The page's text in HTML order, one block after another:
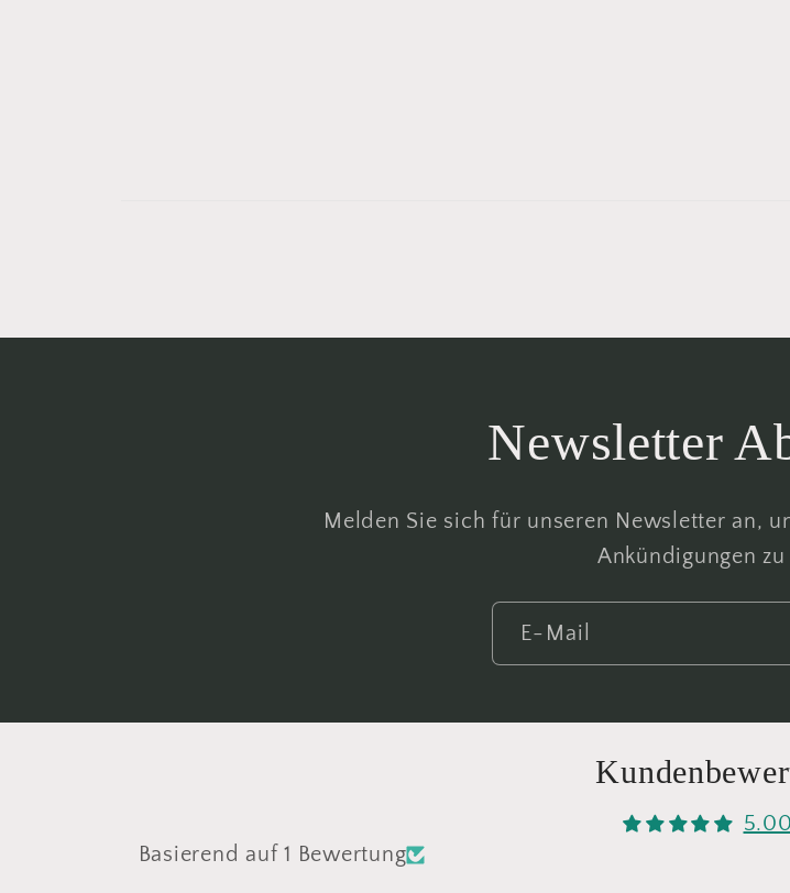
Newsletter
Melden Sie sich für unseren Newsletter an,
Ankündigungen
E-Mail
Basierend auf 1 Bewertung